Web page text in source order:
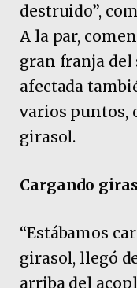
destruido”,
A la par,
gran franja del
afectada
varios puntos,
girasol.
Cargando
“Estábamos
girasol, llegó
arriba del